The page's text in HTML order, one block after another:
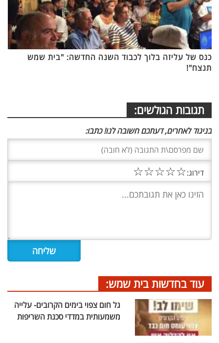
כנס של עליזה בלוך לכבוד השנה החדשה: "בית שמש
תנצח"!
תגובות הגולשים:
בניגוד לאחרים, דעתכם חשובה לנו! כתבו:
דירוג:☆
☆
☆
☆
☆
עוד בחדשות בית שמש:
גל חום צפוי בימים הקרובים- עלייה
משמעותית במדדי סכנת השריפות